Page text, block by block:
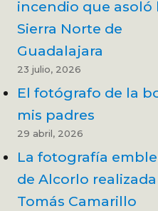
incendio que asoló
Sierra Norte de
Guadalajara
23 julio, 2026
El fotógrafo de la
mis padres
29 abril, 2026
La fotografía
de Alcorlo
Tomás Camarillo